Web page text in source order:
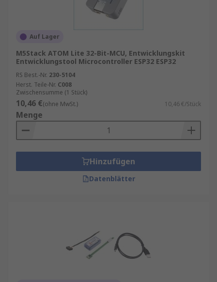
Auf Lager
M5Stack ATOM Lite 32-Bit-MCU, Entwicklungskit
Entwicklungstool Microcontroller ESP32 ESP32
RS Best.-Nr. 230-5104
Herst. Teile-Nr. C008
Zwischensumme (1 Stück)
10,46 €(ohne MwSt.) 10,46 €/Stück
Menge
Hinzufügen
Datenblätter